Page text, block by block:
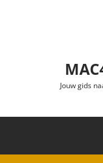
Jouw gids